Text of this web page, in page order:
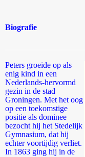
Biografie
Peters groeide op als
enig kind in een
Nederlands-hervormd
gezin in de stad
Groningen. Met het oog
op een toekomstige
positie als dominee
bezocht hij het Stedelijk
Gymnasium, dat hij
echter voortijdig verliet.
In 1863 ging hij in de